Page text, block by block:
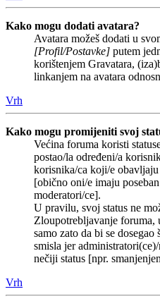
Kako mogu dodati avatara?
Avatara možeš dodati u
[Profil/Postavke] putem
korištenjem Gravatara,
linkanjem na avatara
Vrh
Kako mogu promijeniti svoj
Većina foruma koristi
postao/la određeni/a
korisnika/ca koji/e
[obično oni/e imaju
moderatori/ce].
U pravilu, svoj status ne
Zloupotrebljavanje foruma,
samo zato da bi se
smisla jer
nečiji status [npr.
Vrh